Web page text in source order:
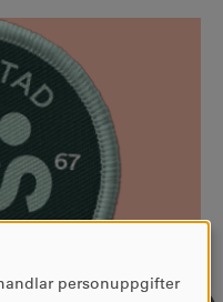
personuppgifter